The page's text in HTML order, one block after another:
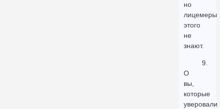
но
лицемеры
этого
не
знают.
9.
О
вы,
которые
уверовали